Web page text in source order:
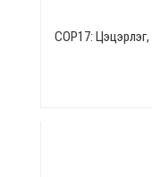
СОР17: Цэцэрлэг,